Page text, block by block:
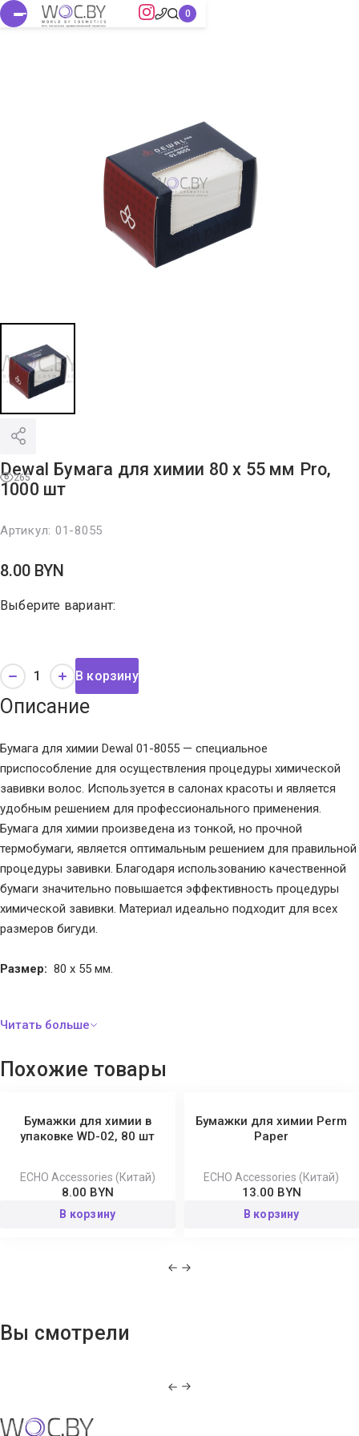
265
Dewal Бумага для химии 80 х 55 мм Pro,
1000 шт
Артикул: 01-8055
8.00 BYN
Выберите вариант:
В корзину
Описание
Бумага для химии Dewal 01-8055 — специальное
приспособление для осуществления процедуры химической
завивки волос. Используется в салонах красоты и является
удобным решением для профессионального применения.
Бумага для химии произведена из тонкой, но прочной
термобумаги, является оптимальным решением для правильной
процедуры завивки. Благодаря использованию качественной
бумаги значительно повышается эффективность процедуры
химической завивки. Материал идеально подходит для всех
размеров бигуди.
Размер: 80 x 55 мм.
Похожие товары
Бумажки для химии в
упаковке WD-02, 80 шт
ECHO Accessories (Китай)
8.00 BYN
В корзину
Бумажки для химии Perm
Paper
ECHO Accessories (Китай)
13.00 BYN
В корзину
Вы смотрели